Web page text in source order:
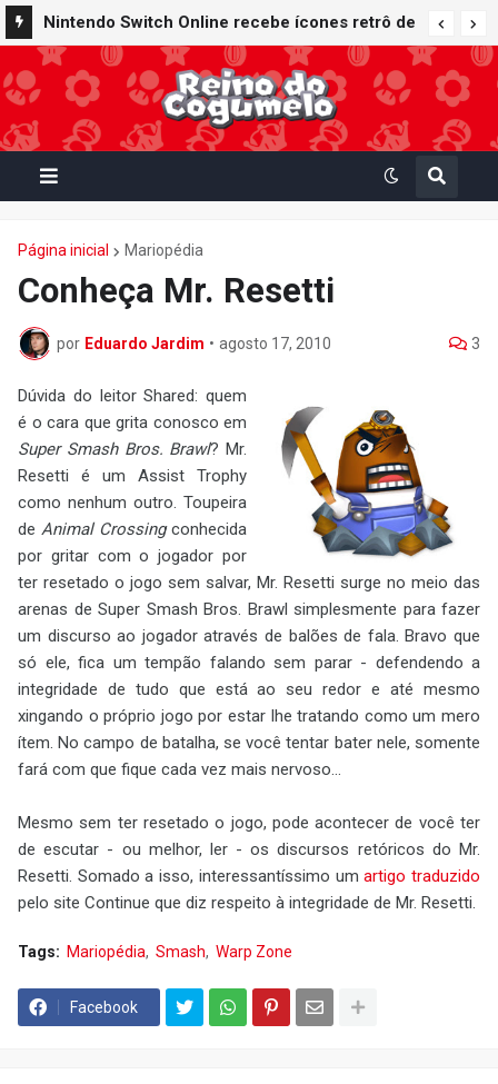
Nintendo Switch Online recebe ícones retrô de
Mario Paint (SNES) e Mario Kart: Super Circuit
(GBA)
Página inicial Mariopédia
Conheça Mr. Resetti
por Eduardo Jardim • agosto 17, 2010 3
Dúvida do leitor Shared: quem
é o cara que grita conosco em
Super Smash Bros. Brawl? Mr.
Resetti é um Assist Trophy
como nenhum outro. Toupeira
de Animal Crossingconhecida
por gritar com o jogador por
ter resetado o jogo sem salvar, Mr. Resetti surge no meio das
arenas de Super Smash Bros. Brawl simplesmente para fazer
um discurso ao jogador através de balões de fala. Bravo que
só ele, fica um tempão falando sem parar - defendendo a
integridade de tudo que está ao seu redor e até mesmo
xingando o próprio jogo por estar lhe tratando como um mero
ítem. No campo de batalha, se você tentar bater nele, somente
fará com que fique cada vez mais nervoso...
Mesmo sem ter resetado o jogo, pode acontecer de você ter
de escutar - ou melhor, ler - os discursos retóricos do Mr.
Resetti. Somado a isso, interessantíssimo umartigo traduzido
pelo site Continue que diz respeito à integridade de Mr. Resetti.
Tags: Mariopédia Smash Warp Zone
Facebook